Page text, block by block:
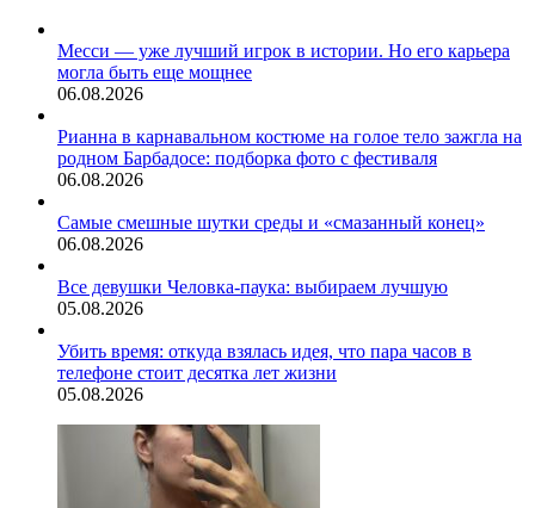
Месси — уже лучший игрок в истории. Но его карьера
могла быть еще мощнее
06.08.2026
Рианна в карнавальном костюме на голое тело зажгла на
родном Барбадосе: подборка фото с фестиваля
06.08.2026
Самые смешные шутки среды и «смазанный конец»
06.08.2026
Все девушки Человка-паука: выбираем лучшую
05.08.2026
Убить время: откуда взялась идея, что пара часов в
телефоне стоит десятка лет жизни
05.08.2026